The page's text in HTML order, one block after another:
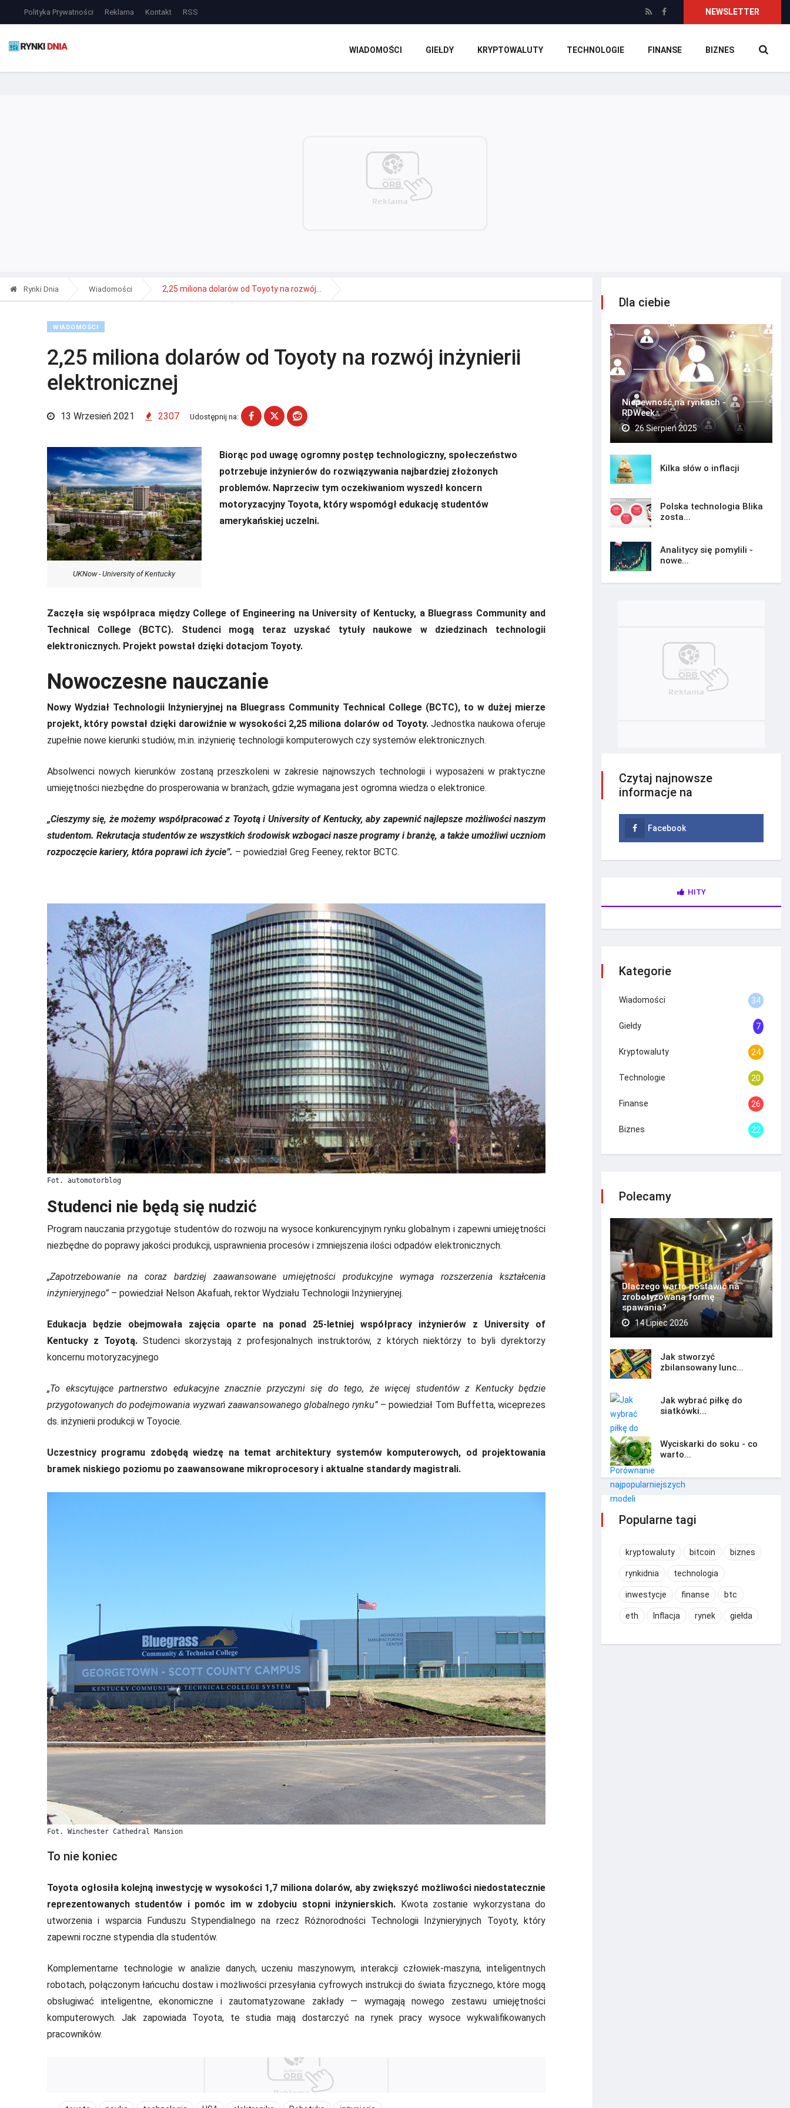
Polityka Prywatności Reklama Kontakt RSS NEWSLETTER
WIADOMOŚCI GIEŁDY KRYPTOWALUTY TECHNOLOGIE FINANSE BIZNES
Rynki Dnia Wiadomości 2,25 miliona dolarów od Toyoty na rozwój...
WIADOMOŚCI
2,25 miliona dolarów od Toyoty na rozwój inżynierii
elektronicznej
13 Wrzesień 2021 2307 Udostępnij na:
UKNow - University of Kentucky
Biorąc pod uwagę ogromny postęp technologiczny, społeczeństwo
potrzebuje inżynierów do rozwiązywania najbardziej złożonych
problemów. Naprzeciw tym oczekiwaniom wyszedł koncern
motoryzacyjny Toyota, który wspomógł edukację studentów
amerykańskiej uczelni.
Zaczęła się współpraca między College of Engineering na University of Kentucky, a Bluegrass Community and
Technical College (BCTC). Studenci mogą teraz uzyskać tytuły naukowe w dziedzinach technologii
elektronicznych. Projekt powstał dzięki dotacjom Toyoty.
Nowoczesne nauczanie
Nowy Wydział Technologii Inżynieryjnej na Bluegrass Community Technical College (BCTC), to w dużej mierze
projekt, który powstał dzięki darowiźnie w wysokości 2,25 miliona dolarów od Toyoty.Jednostka naukowa oferuje
zupełnie nowe kierunki studiów, m.in. inżynierię technologii komputerowych czy systemów elektronicznych.
Absolwenci nowych kierunków zostaną przeszkoleni w zakresie najnowszych technologii i wyposażeni w praktyczne
umiejętności niezbędne do prosperowania w branżach, gdzie wymagana jest ogromna wiedza o elektronice.
„Cieszymy się, że możemy współpracować z Toyotą i University of Kentucky, aby zapewnić najlepsze możliwości naszym
studentom. Rekrutacja studentów ze wszystkich środowisk wzbogaci nasze programy i branżę, a także umożliwi uczniom
rozpoczęcie kariery, która poprawi ich życie”. – powiedział Greg Feeney, rektor BCTC.
Fot. automotorblog
Studenci nie będą się nudzić
Program nauczania przygotuje studentów do rozwoju na wysoce konkurencyjnym rynku globalnym i zapewni umiejętności
niezbędne do poprawy jakości produkcji, usprawnienia procesów i zmniejszenia ilości odpadów elektronicznych.
„Zapotrzebowanie na coraz bardziej zaawansowane umiejętności produkcyjne wymaga rozszerzenia kształcenia
inżynieryjnego” – powiedział Nelson Akafuah, rektor Wydziału Technologii Inżynieryjnej.
Edukacja będzie obejmowała zajęcia oparte na ponad 25-letniej współpracy inżynierów z University of
Kentucky z Toyotą. Studenci skorzystają z profesjonalnych instruktorów, z których niektórzy to byli dyrektorzy
koncernu motoryzacyjnego
„To ekscytujące partnerstwo edukacyjne znacznie przyczyni się do tego, że więcej studentów z Kentucky będzie
przygotowanych do podejmowania wyzwań zaawansowanego globalnego rynku” – powiedział Tom Buffetta, wiceprezes
ds. inżynierii produkcji w Toyocie.
Uczestnicy programu zdobędą wiedzę na temat architektury systemów komputerowych, od projektowania
bramek niskiego poziomu po zaawansowane mikroprocesory i aktualne standardy magistrali.
Fot. Winchester Cathedral Mansion
To nie koniec
Toyota ogłosiła kolejną inwestycję w wysokości 1,7 miliona dolarów, aby zwiększyć możliwości niedostatecznie
reprezentowanych studentów i pomóc im w zdobyciu stopni inżynierskich. Kwota zostanie wykorzystana do
utworzenia i wsparcia Funduszu Stypendialnego na rzecz Różnorodności Technologii Inżynieryjnych Toyoty, który
zapewni roczne stypendia dla studentów.
Komplementarne technologie w analizie danych, uczeniu maszynowym, interakcji człowiek-maszyna, inteligentnych
robotach, połączonym łańcuchu dostaw i możliwości przesyłania cyfrowych instrukcji do świata fizycznego, które mogą
obsługiwać inteligentne, ekonomiczne i zautomatyzowane zakłady — wymagają nowego zestawu umiejętności
komputerowych. Jak zapowiada Toyota, te studia mają dostarczyć na rynek pracy wysoce wykwalifikowanych
pracowników.
Dla ciebie
Niepewność na rynkach -
RDWeek
26 Sierpień 2025
Kilka słów o inflacji
Polska technologia Blika
zosta...
Analitycy się pomylili -
nowe...
Czytaj najnowsze
informacje na
Facebook
HITY
Kategorie
Wiadomości 34
Giełdy 7
Kryptowaluty 24
Technologie 20
Finanse 26
Biznes 22
Polecamy
Dlaczego warto postawić na
zrobotyzowaną formę
spawania?
14 Lipiec 2026
Jak stworzyć
zbilansowany lunc...
Jak wybrać piłkę do
siatkówki...
Wyciskarki do soku - co
warto...
Popularne tagi
kryptowaluty bitcoin biznes
rynkidnia technologia
inwestycje finanse btc
eth Inflacja rynek giełda